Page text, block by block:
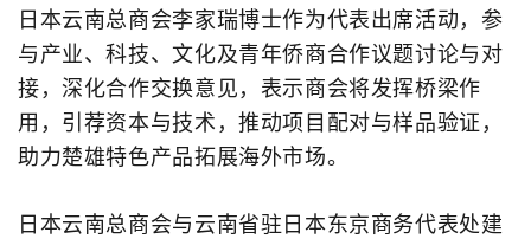
日本云南总商会李家瑞博士作为代表出席活动，参
与产业、科技、文化及青年侨商合作议题讨论与对
接，深化合作交换意见，表示商会将发挥桥梁作
用，引荐资本与技术，推动项目配对与样品验证，
助力楚雄特色产品拓展海外市场。
日本云南总商会与云南省驻日本东京商务代表处建